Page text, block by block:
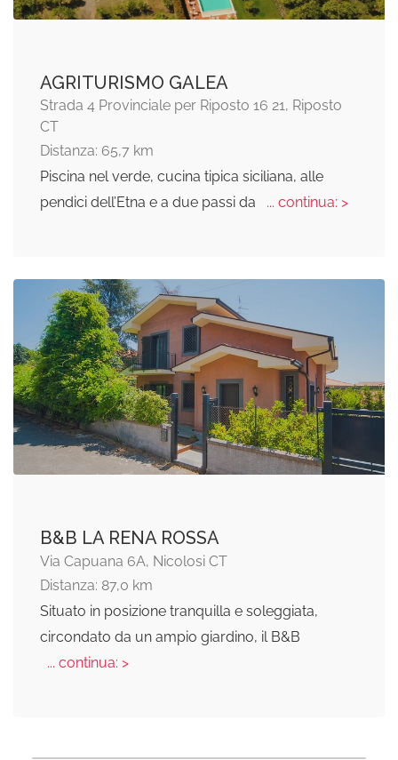
AGRITURISMO GALEA
Strada 4 Provinciale per Riposto 16 21, Riposto
CT
Distanza: 65,7 km
Piscina nel verde, cucina tipica siciliana, alle
pendici dell’Etna e a due passi da
... continua: >
B&B LA RENA ROSSA
Via Capuana 6A, Nicolosi CT
Distanza: 87,0 km
Situato in posizione tranquilla e soleggiata,
circondato da un ampio giardino, il B&B
... continua: >